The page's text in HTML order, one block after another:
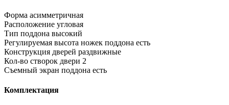
Форма асимметричная
Расположение угловая
Тип поддона высокий
Регулируемая высота ножек поддона есть
Конструкция дверей раздвижные
Кол-во створок двери 2
Съемный экран поддона есть
Комплектация